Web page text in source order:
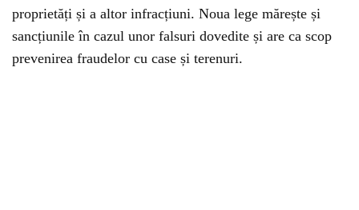
proprietăți și a altor infracțiuni. Noua lege mărește și
sancțiunile în cazul unor falsuri dovedite și are ca scop
prevenirea fraudelor cu case și terenuri.